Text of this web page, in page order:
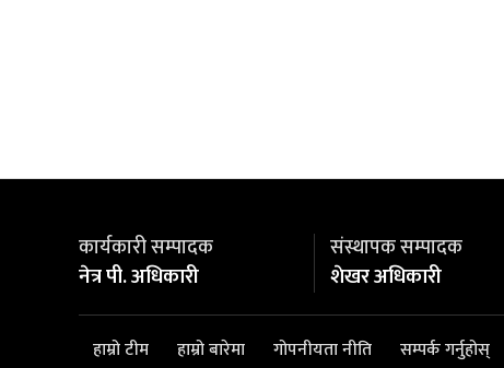
कार्यकारी सम्पादक
नेत्र पी. अधिकारी
संस्थापक सम्पादक
शेखर अधिकारी
हाम्रो टीम हाम्रो बारेमा गोपनीयता नीति सम्पर्क गर्नुहोस्